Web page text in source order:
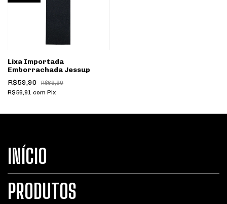
Lixa Importada
Emborrachada Jessup
R$59,90
R$69,90
R$56,91 com Pix
INÍCIO
PRODUTOS